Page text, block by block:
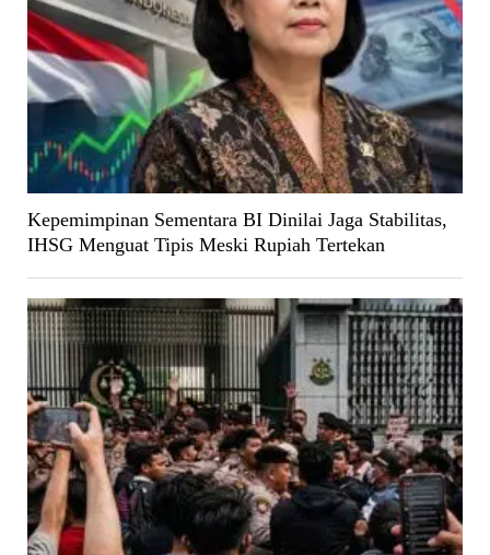
Kepemimpinan Sementara BI Dinilai Jaga Stabilitas,
IHSG Menguat Tipis Meski Rupiah Tertekan